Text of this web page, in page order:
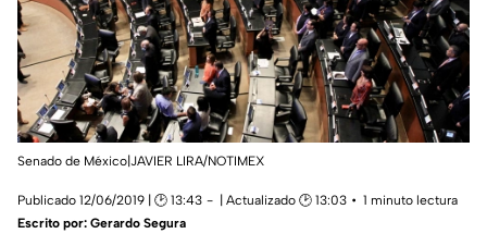
Senado de México|JAVIER LIRA/NOTIMEX
Publicado 12/06/2019 | 🕑 13:43 | Actualizado 🕑 13:03
1 minuto lectura
Escrito por: Gerardo Segura